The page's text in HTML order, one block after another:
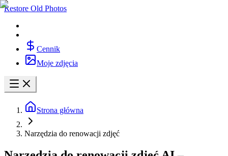
Restore Old Photos
Cennik
Moje zdjęcia
Strona główna
Narzędzia do renowacji zdjęć